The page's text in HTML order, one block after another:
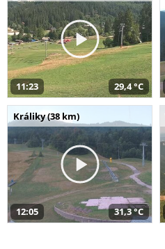
11:23 29,4 °C
Králiky (38 km)
12:05 31,3 °C